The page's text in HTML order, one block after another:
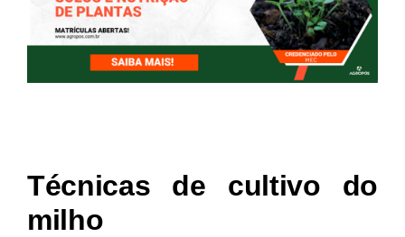
Técnicas de cultivo do
milho